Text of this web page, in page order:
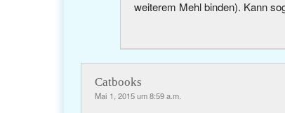
weiterem Mehl binden). Kann
Catbooks
Mai 1, 2015 um 8:59 a.m.